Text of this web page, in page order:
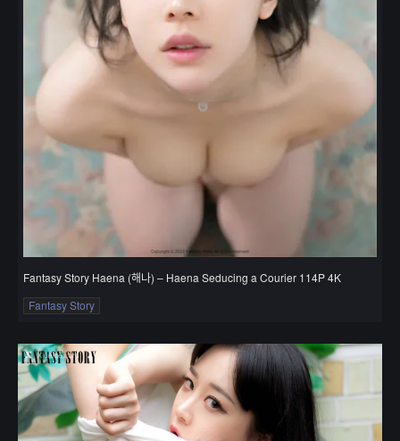
Fantasy Story Haena (해나) – Haena Seducing a Courier 114P 4K
Fantasy Story